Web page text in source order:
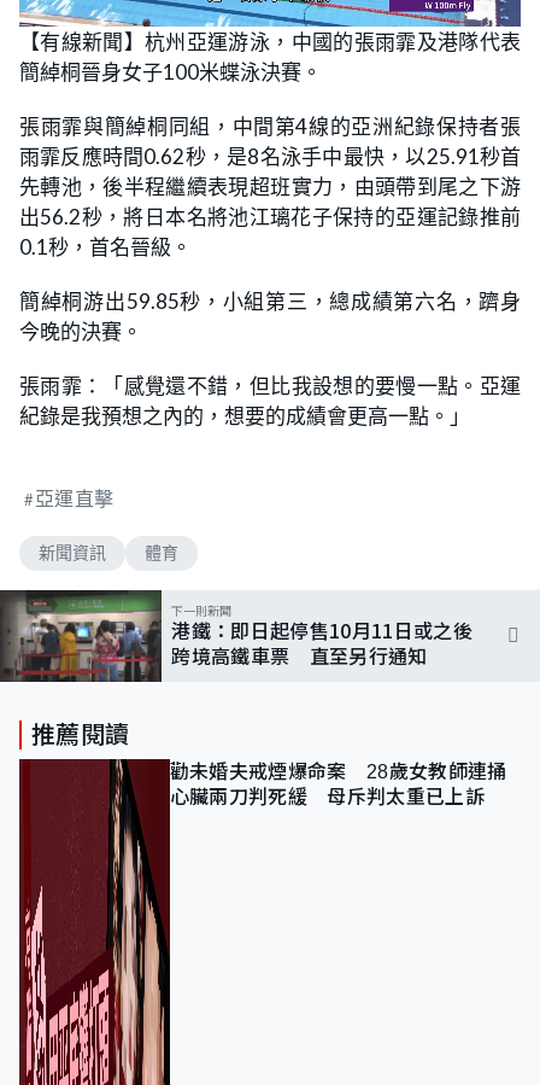
U
n
m
t
e
L
o
a
d
e
d
1
.
9
2
%
【有線新聞】杭州亞運游泳，中國的張雨霏及港隊代表
簡綽桐晉身女子100米蝶泳決賽。
張雨霏與簡綽桐同組，中間第4線的亞洲紀錄保持者張
雨霏反應時間0.62秒，是8名泳手中最快，以25.91秒首
先轉池，後半程繼續表現超班實力，由頭帶到尾之下游
出56.2秒，將日本名將池江璃花子保持的亞運記錄推前
0.1秒，首名晉級。
簡綽桐游出59.85秒，小組第三，總成績第六名，躋身
今晚的決賽。
張雨霏：「感覺還不錯，但比我設想的要慢一點。亞運
紀錄是我預想之內的，想要的成績會更高一點。」
亞運直擊
新聞資訊 體育
下一則新聞
港鐵：即日起停售10月11日或之後
跨境高鐵車票 直至另行通知
推薦閱讀
勸未婚夫戒煙爆命案 28歲女教師連捅
心臟兩刀判死緩 母斥判太重已上訴